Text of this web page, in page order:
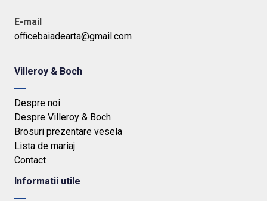
E-mail
officebaiadearta@gmail.com
Villeroy & Boch
Despre noi
Despre Villeroy & Boch
Brosuri prezentare vesela
Lista de mariaj
Contact
Informatii utile